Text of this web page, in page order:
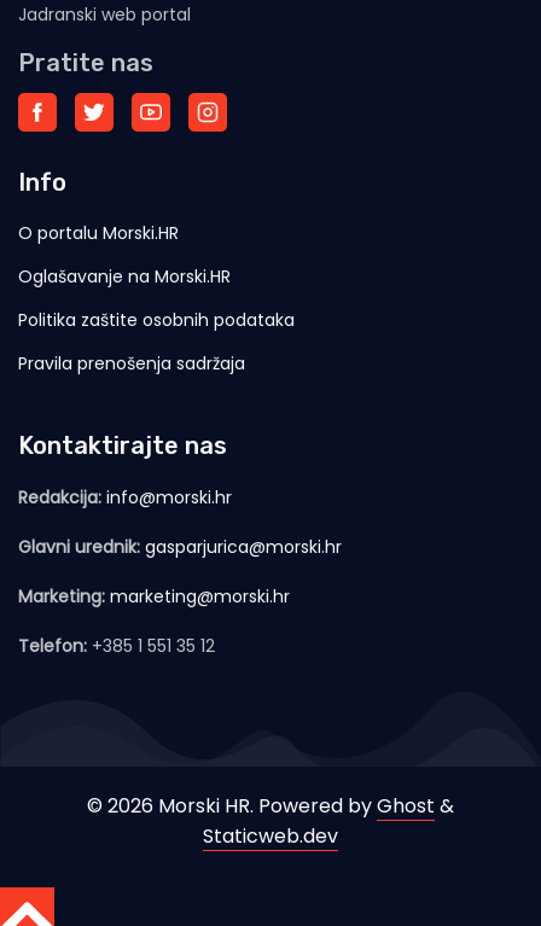
Jadranski web portal
Pratite nas
Info
O portalu Morski.HR
Oglašavanje na Morski.HR
Politika zaštite osobnih podataka
Pravila prenošenja sadržaja
Kontaktirajte nas
Redakcija: info@morski.hr
Glavni urednik: gasparjurica@morski.hr
Marketing: marketing@morski.hr
Telefon: +385 1 551 35 12
© 2026 Morski HR. Powered byGhost &
Staticweb.dev